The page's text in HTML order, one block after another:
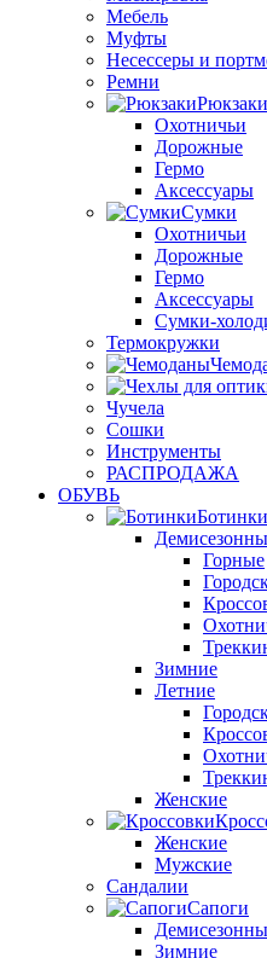
Мебель
Муфты
Несессеры и
Ремни
Рюкзаки
Охотничьи
Дорожные
Гермо
Аксессуары
Сумки
Охотничьи
Дорожные
Гермо
Аксессуары
Сумки-
Термокружки
Чучела
Сошки
Инструменты
РАСПРОДАЖА
ОБУВЬ
Ботинки
Горные
Зимние
Летние
Женские
Женские
Мужские
Сандалии
Сапоги
Зимние